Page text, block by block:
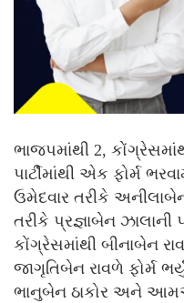
ભાજપમાંથી 2,
પાર્ટીમાંથી એક ફોર્મ
ઉમેદવાર તરીકે
તરીકે પ્રજ્ઞાબેન
કોંગ્રેસમાંથી બીનાબેન
જાગૃતિબેન રાવળે ફોર્મ
ભાનુબેન ઠાકોર અને